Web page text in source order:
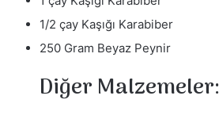
1/2 çay Kaşığı Karabiber
250 Gram Beyaz Peynir
Diğer Malzemeler: